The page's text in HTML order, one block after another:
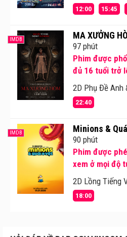
12:00 15:45
IMDB MA XƯỞNG
97 phút
Phim được
đủ 16 tuổi trở
2D Phụ Đề Anh
22:40
IMDB Minions &
90 phút
Phim được
xem ở mọi độ
2D Lồng Tiếng
18:00